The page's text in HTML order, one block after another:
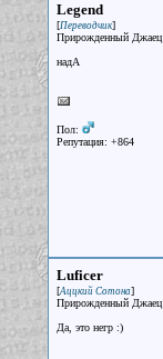
Legend
[Переводчик]
Прирожденный Джаец
надА
Пол:
Репутация: +864
Luficer
[Аццкий Сотона]
Прирожденный Джаец
Да, это негр :)